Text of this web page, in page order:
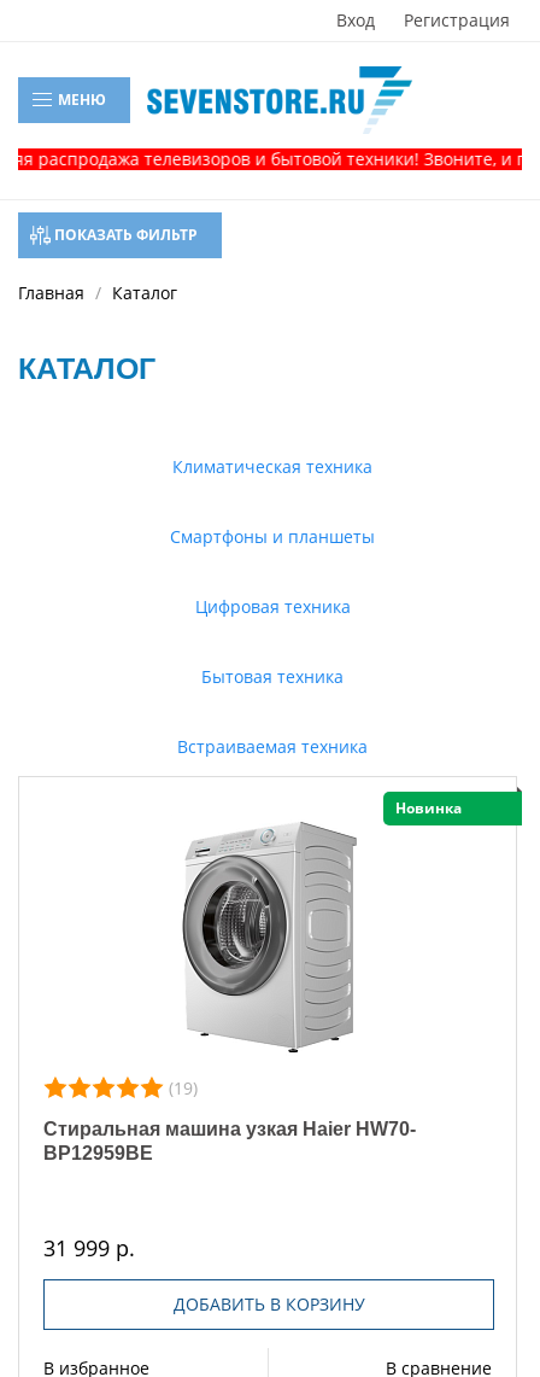
Вход Регистрация
МЕНЮ
телевизоров и бытовой техники! Звоните, и
ПОКАЗАТЬ ФИЛЬТР
Главная Каталог
КАТАЛОГ
Климатическая техника
Смартфоны и планшеты
Цифровая техника
Бытовая техника
Встраиваемая техника
Новинка
(19)
Стиральная машина узкая Haier HW70-
BP12959BE
31 999 р.
ДОБАВИТЬ В КОРЗИНУ
В избранное В сравнение